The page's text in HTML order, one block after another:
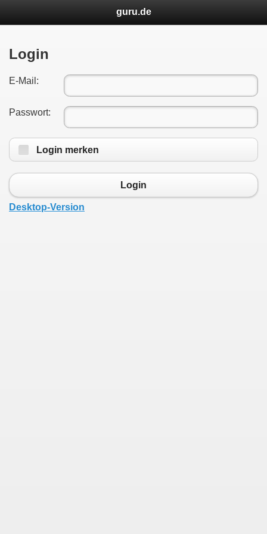
guru.de
Login
E-Mail:
Passwort:
Login merken
Login
Desktop-Version